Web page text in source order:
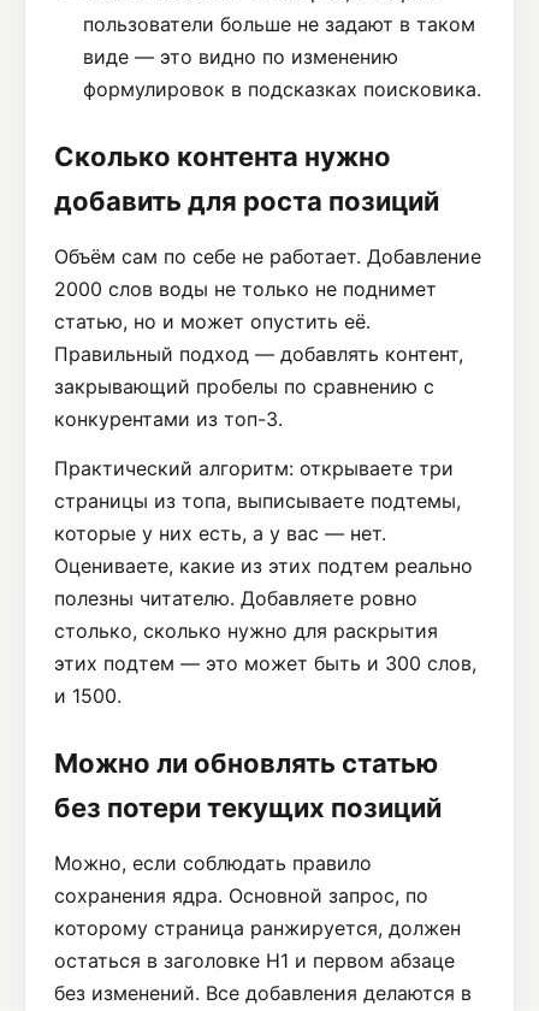
пользователи больше не задают в таком
виде — это видно по изменению
формулировок в подсказках поисковика.
Сколько контента нужно
добавить для роста позиций
Объём сам по себе не работает. Добавление
2000 слов воды не только не поднимет
статью, но и может опустить её.
Правильный подход — добавлять контент,
закрывающий пробелы по сравнению с
конкурентами из топ-3.
Практический алгоритм: открываете три
страницы из топа, выписываете подтемы,
которые у них есть, а у вас — нет.
Оцениваете, какие из этих подтем реально
полезны читателю. Добавляете ровно
столько, сколько нужно для раскрытия
этих подтем — это может быть и 300 слов,
и 1500.
Можно ли обновлять статью
без потери текущих позиций
Можно, если соблюдать правило
сохранения ядра. Основной запрос, по
которому страница ранжируется, должен
остаться в заголовке H1 и первом абзаце
без изменений. Все добавления делаются в